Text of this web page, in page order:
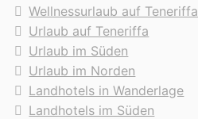
Wellnessurlaub auf Teneriffa
Urlaub auf Teneriffa
Urlaub im Süden
Urlaub im Norden
Landhotels in Wanderlage
Landhotels im Süden